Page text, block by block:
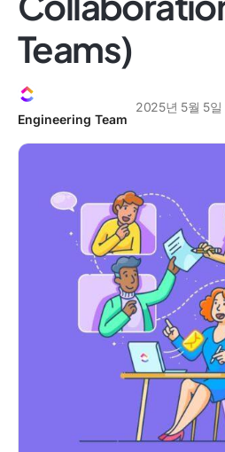
Teams)
Engineering Team
2025년 5월 5일